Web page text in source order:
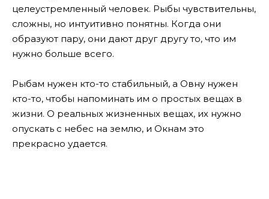
целеустремленный человек. Рыбы чувствительны,
сложны, но интуитивно понятны. Когда они
образуют пару, они дают друг другу то, что им
нужно больше всего.
Рыбам нужен кто-то стабильный, а Овну нужен
кто-то, чтобы напоминать им о простых вещах в
жизни. О реальных жизненных вещах, их нужно
опускать с небес на землю, и Окнам это
прекрасно удается.